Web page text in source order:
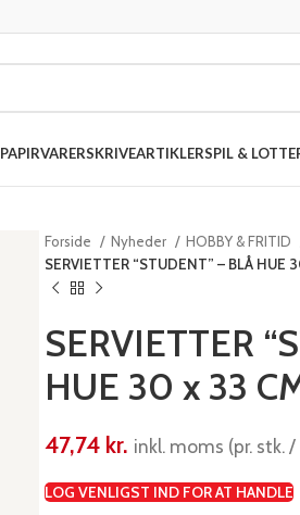
PAPIRVARERSKRIVEARTIKLERSPIL &
Forside Nyheder HOBBY & FRITID
SERVIETTER “STUDENT” – BLÅ HUE
SERVIETTER
HUE 30 x 33
47,74 kr. inkl. moms (pr. stk.
LOG VENLIGST IND FOR AT HANDLE